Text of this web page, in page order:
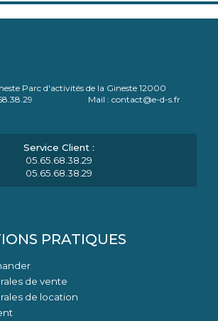
Parc d'activités de la Gineste 12000
Mail : contact@e-d-s.fr
05.65.68.38.29
05.65.68.38.29
PRATIQUES
de vente
de location